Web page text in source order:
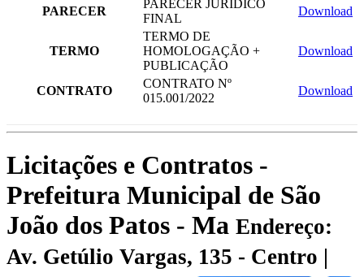
PARECER
PARECER JURIDICO
FINAL
Download
TERMO
TERMO DE
HOMOLOGAÇÃO +
PUBLICAÇÃO
Download
CONTRATO
CONTRATO Nº
015.001/2022
Download
Licitações e Contratos -
Prefeitura Municipal de São
João dos Patos - Ma Endereço:
Av. Getúlio Vargas, 135 - Centro |